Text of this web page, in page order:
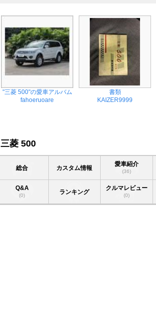
"三菱 500"の愛車アルバム
fahoeruoare
書類
KAIZER9999
三菱 500
総合 カスタム情報
愛車紹介
(36)
Q&A
(0) ランキング
クルマレビュー
(0)